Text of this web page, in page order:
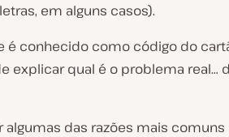
em alguns casos).
é conhecido como código do
explicar qual é o problema real…
algumas das razões mais comuns